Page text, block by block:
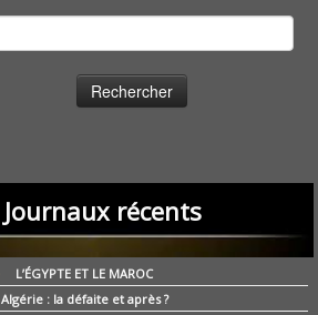
Journaux récents
L’ÉGYPTE ET LE MAROC
Algérie : la défaite et après ?